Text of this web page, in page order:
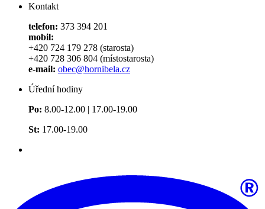
Kontakt
telefon: 373 394 201
mobil:
+420 724 179 278 (starosta)
+420 728 306 804 (místostarosta)
e-mail: obec@hornibela.cz
Úřední hodiny
Po: 8.00-12.00 | 17.00-19.00
St: 17.00-19.00